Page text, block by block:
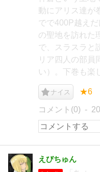
動にアリス達が
でで400P越えだ
の聖地を訪れた
で、スラスラと
リア四人の部員
い）。下巻も楽
ナイス ★6
コメント(0)
えびちゅん